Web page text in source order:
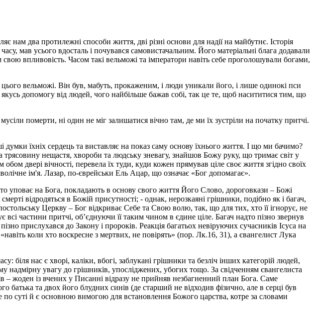
нам два протилежні способи життя, дві різні основи для надії на майбутнє. Історія
мав усього вдосталь і почувався самовистачальним. Його матеріальні блага додавали
впли­вовість. Часом такі вельможі та імператори навіть себе про­голошували богами,
вельможі. Він був, мабуть, прокаженим, і люди уникали його, і лише одинокі пси
допомогу від людей, чого найбільше бажав собі, так це те, щоб насититися тим, що
померти, ні один не міг залишатися вічно там, де ми їх зустріли на початку притчі.
думки їхніх сердець та виставляє на показ саму основу їхнього життя. І що ми бачимо?
нещастя, хвороби та людську зневагу, знайшов Божу руку, що тримає світ у
двері вічності, перевела їх туди, куди кожен прямував ціле своє життя згідно своїх
ім'я. Лазар, по-єврейськи Ель Ацар, що означає «Бог допомагає».
уповає на Бога, покладають в основу свого життя Його Слово, дороговкази – Божі
відродяться в Божій присутності; - однак, нерозкаяні грішники, подібно як і багач,
Церкву – Бог відкриває Себе та Свою волю, так, що для тих, хто її ігнорує, не
частини притчі, об’єднуючи її таким чином в єдине ціле. Багач надто пізно звернув
прислухався до Закону і пророків. Реакція багатьох невіруючих сучасників Ісуса на
коли хто воскресне з мертвих, не повірять» (пор. Лк.16, 31), а євангелист Лука
нас є хворі, каліки, вбогі, заблукані грішники та безліч інших категорій людей,
увагу до грішників, упосліджених, убогих тощо. За свідченням євангелиста
жоден із вчених у Писанні відразу не прийняв незбагненний план Бога. Саме
батька та двох його блудних синів (де старший не відходив фізично, але в серці був
суті й є основною вимогою для встановлення Божого царства, котре за словами